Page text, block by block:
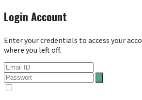
Login Account
Enter your credentials to access your
where you left off.